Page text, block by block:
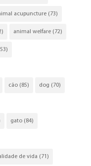
acupuncture(73)
animal welfare(72)
cão(85) dog (70)
gato(84)
de vida (71)